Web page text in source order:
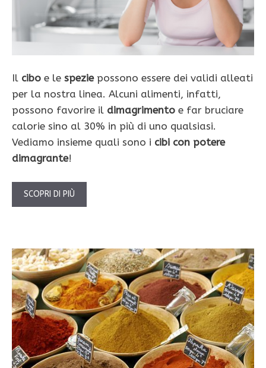
Il cibo e le speziepossono essere dei validi alleati
per la nostra linea. Alcuni alimenti, infatti,
possono favorire il dimagrimento e far bruciare
calorie sino al 30% in più di uno qualsiasi.
Vediamo insieme quali sono i cibi con potere
dimagrante!
SCOPRI DI PIÙ